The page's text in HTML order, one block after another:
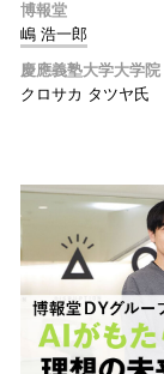
博報堂
嶋 浩一郎
慶應義塾大学大学院
クロサカ タツヤ氏